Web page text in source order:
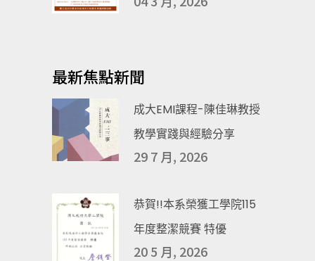
最新焦點新聞
成大EMI課程-陳佳琳教授
教學實踐與經驗分享
29 7 月, 2026
恭賀!!本系榮獲工學院115
年度整潔競賽 特優
20 5 月, 2026